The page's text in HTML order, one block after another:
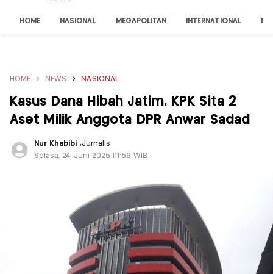
HOME NASIONAL MEGAPOLITAN INTERNATIONAL
HOME NEWS NASIONAL
Kasus Dana Hibah Jatim, KPK Sita 2
Aset Milik Anggota DPR Anwar Sadad
Nur Khabibi ,Jurnalis
Selasa, 24 Juni 2025 |11:59 WIB